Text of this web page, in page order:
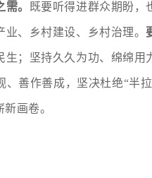
。 既要听得进群众期盼，
、乡村建设、乡村治理。
；坚持久久为功、绵绵用
善作善成，坚决杜绝“半
画卷。